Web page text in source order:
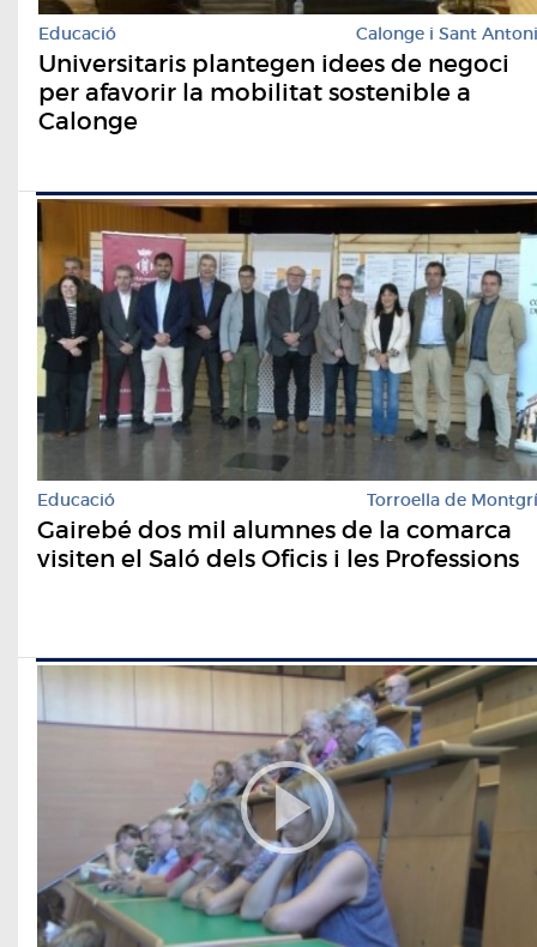
Educació Calonge i Sant Antoni
Universitaris plantegen idees de negoci
per afavorir la mobilitat sostenible a
Calonge
Educació Torroella de Montgrí
Gairebé dos mil alumnes de la comarca
visiten el Saló dels Oficis i les Professions